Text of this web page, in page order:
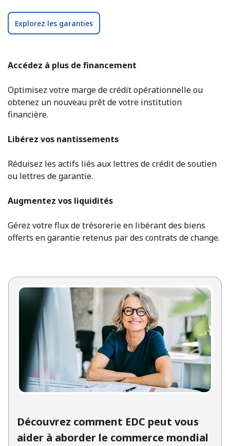
Explorez les garanties
Accédez à plus de financement
Optimisez votre marge de crédit opérationnelle ou
obtenez un nouveau prêt de votre institution
financière.
Libérez vos nantissements
Réduisez les actifs liés aux lettres de crédit de soutien
ou lettres de garantie.
Augmentez vos liquidités
Gérez votre flux de trésorerie en libérant des biens
offerts en garantie retenus par des contrats de change.
Découvrez comment EDC peut vous
aider à aborder le commerce mondial